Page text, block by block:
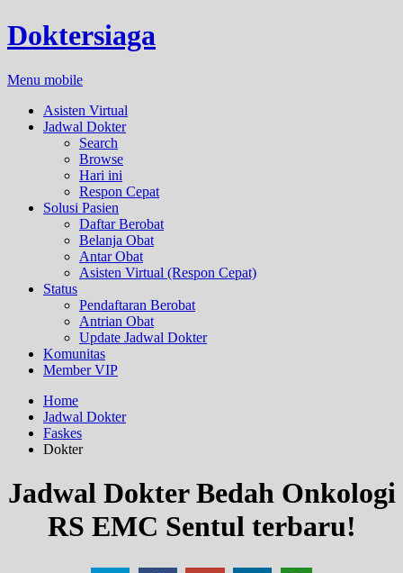
Doktersiaga
Menu mobile
Asisten Virtual
Jadwal Dokter
Search
Browse
Hari ini
Respon Cepat
Solusi Pasien
Daftar Berobat
Belanja Obat
Antar Obat
Asisten Virtual (Respon Cepat)
Status
Pendaftaran Berobat
Antrian Obat
Update Jadwal Dokter
Komunitas
Member VIP
Home
Jadwal Dokter
Faskes
Dokter
Jadwal Dokter Bedah Onkologi
RS EMC Sentul terbaru!